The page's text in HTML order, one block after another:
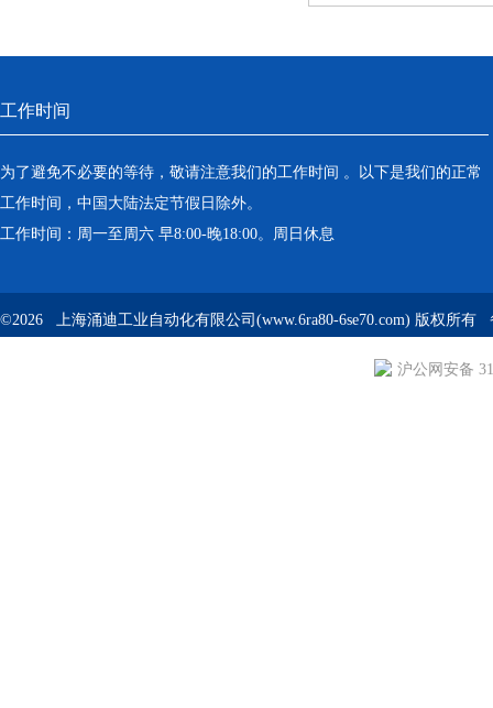
工作时间
为了避免不必要的等待，敬请注意我们的工作时间 。以下是我们的正常
工作时间，中国大陆法定节假日除外。
工作时间：周一至周六 早8:00-晚18:00。周日休息
©2026 上海涌迪工业自动化有限公司(www.6ra80-6se70.com) 版权所有
沪公网安备